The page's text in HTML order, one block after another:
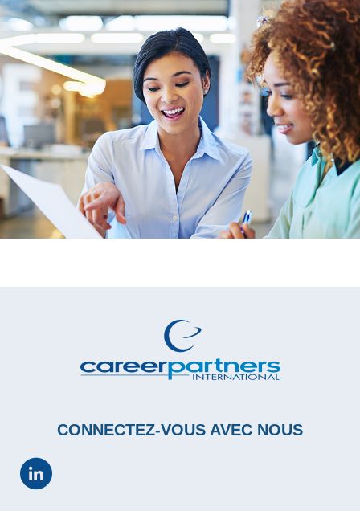
CONNECTEZ-VOUS AVEC NOUS